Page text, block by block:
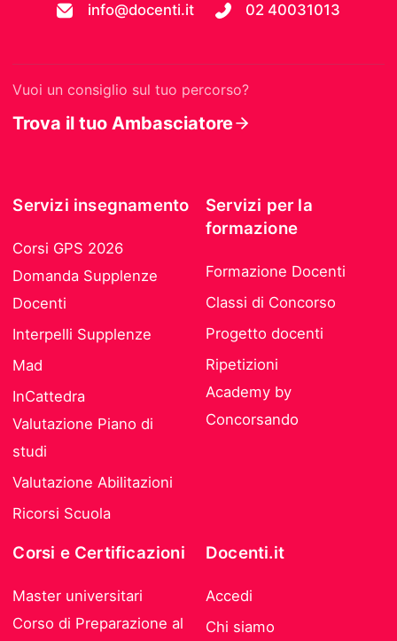
info@docenti.it 02 40031013
Vuoi un consiglio sul tuo percorso?
Trova il tuo Ambasciatore
Servizi insegnamento
Corsi GPS 2026
Domanda Supplenze
Docenti
Interpelli Supplenze
Mad
InCattedra
Valutazione Piano di
studi
Valutazione Abilitazioni
Ricorsi Scuola
Servizi per la
formazione
Formazione Docenti
Classi di Concorso
Progetto docenti
Ripetizioni
Academy by
Concorsando
Corsi e Certificazioni
Master universitari
Corso di Preparazione al
Docenti.it
Accedi
Chi siamo